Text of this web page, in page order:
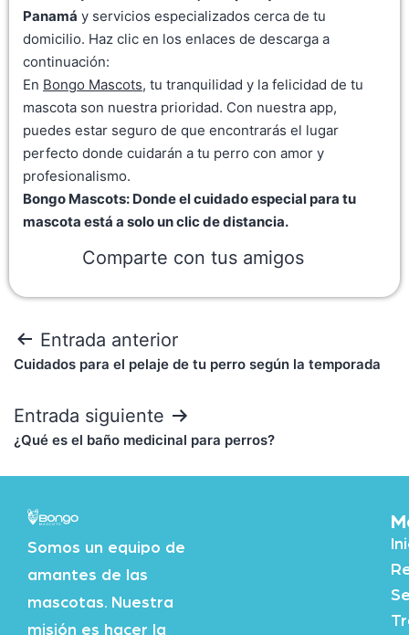
Panamá y servicios especializados cerca de tu
domicilio. Haz clic en los enlaces de descarga a
continuación:
En Bongo Mascots, tu tranquilidad y la felicidad de tu
mascota son nuestra prioridad. Con nuestra app,
puedes estar seguro de que encontrarás el lugar
perfecto donde cuidarán a tu perro con amor y
profesionalismo.
Bongo Mascots: Donde el cuidado especial para tu
mascota está a solo un clic de distancia.
Comparte con tus amigos
Entrada anterior
Cuidados para el pelaje de tu perro según la temporada
Entrada siguiente
¿Qué es el baño medicinal para perros?
Somos un equipo de
amantes de las
mascotas. Nuestra
misión es hacer la